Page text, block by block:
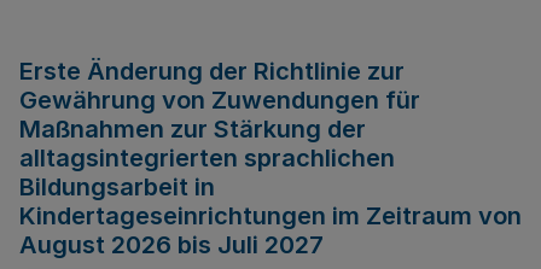
Erste Änderung der Richtlinie zur
Gewährung von Zuwendungen für
Maßnahmen zur Stärkung der
alltagsintegrierten sprachlichen
Bildungsarbeit in
Kindertageseinrichtungen im Zeitraum von
August 2026 bis Juli 2027